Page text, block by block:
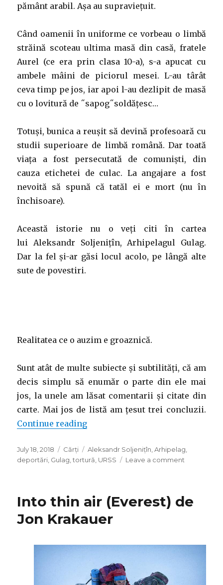
pământ arabil. Așa au supraviețuit.
Când oamenii în uniforme ce vorbeau o limbă
străină scoteau ultima masă din casă, fratele
Aurel (ce era prin clasa 10-a), s-a apucat cu
ambele mâini de piciorul mesei. L-au târât
ceva timp pe jos, iar apoi l-au dezlipit de masă
cu o lovitură de ˝sapog˝soldățesc…
Totuși, bunica a reușit să devină profesoară cu
studii superioare de limbă română. Dar toată
viața a fost persecutată de comuniști, din
cauza etichetei de culac. La angajare a fost
nevoită să spună că tatăl ei e mort (nu în
închisoare).
Această istorie nu o veți citi în cartea
lui Aleksandr Soljenițîn, Arhipelagul Gulag.
Dar la fel și-ar găsi locul acolo, pe lângă alte
sute de povestiri.
Realitatea ce o auzim e groaznică.
Sunt atât de multe subiecte și subtilități, că am
decis simplu să enumăr o parte din ele mai
jos, la unele am lăsat comentarii și citate din
carte. Mai jos de listă am țesut trei concluzii.
Continue reading“Arhipelagul Gulag de Aleksandr
Posted
on
July 18, 2018 Categories
Cărți Tags
Aleksandr Soljenițîn ,Arhipelag
deportări Gulag ,tortură URSS Leave a comment
Aleksandr
Into thin air (Everest) de
Jon Krakauer